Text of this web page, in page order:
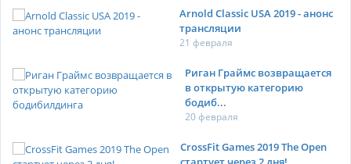
Arnold Classic USA 2019 - анонс
трансляции
21 февраля
Риган Граймс возвращается
в открытую категорию
бодиб...
20 февраля
CrossFit Games 2019 The Open